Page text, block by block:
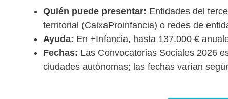
Quién puede presentar: Entidades del
territorial (CaixaProinfancia) o redes de
Ayuda: En +Infancia, hasta 137.000 €
Fechas: Las Convocatorias Sociales 2026
ciudades autónomas; las fechas varían